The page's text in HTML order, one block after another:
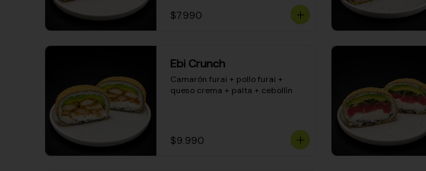
$7.990
Ebi Crunch
Camarón furai + pollo furai +
queso crema + palta + cebollín
$9.990